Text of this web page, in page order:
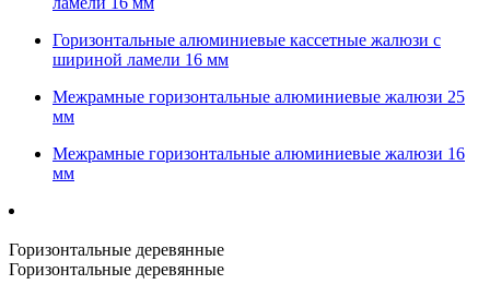
Горизонтальные алюминиевые кассетные жалюзи с
шириной ламели 16 мм
Межрамные горизонтальные алюминиевые жалюзи 25
мм
Межрамные горизонтальные алюминиевые жалюзи 16
мм
Горизонтальные деревянные
Горизонтальные деревянные